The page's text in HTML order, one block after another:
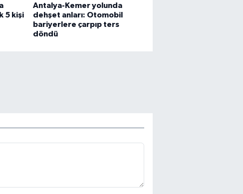
5 kişi
Antalya-Kemer yolunda
dehşet anları: Otomobil
bariyerlere çarpıp ters
döndü